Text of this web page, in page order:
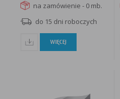
na zamówienie - 0 mb.
do 15 dni roboczych
WIĘCEJ